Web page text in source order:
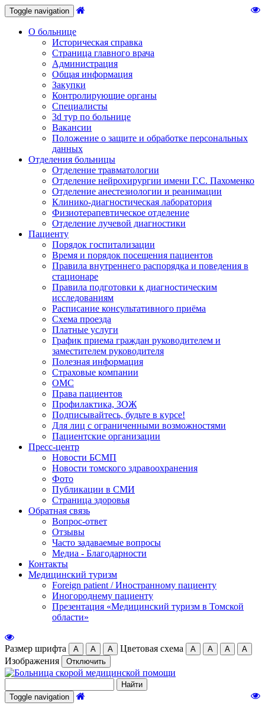
Toggle navigation
О больнице
Историческая справка
Страница главного врача
Администрация
Общая информация
Закупки
Контролирующие органы
Специалисты
3d тур по больнице
Вакансии
Положение о защите и обработке персональных
данных
Отделения больницы
Отделение травматологии
Отделение нейрохирургии имени Г.С. Пахоменко
Отделение анестезиологии и реанимации
Клинико-диагностическая лаборатория
Физиотерапевтическое отделение
Отделение лучевой диагностики
Пациенту
Порядок госпитализации
Время и порядок посещения пациентов
Правила внутреннего распорядка и поведения в
стационаре
Правила подготовки к диагностическим
исследованиям
Расписание консультативного приёма
Схема проезда
Платные услуги
График приема граждан руководителем и
заместителем руководителя
Полезная информация
Страховые компании
ОМС
Права пациентов
Профилактика, ЗОЖ
Подписывайтесь, будьте в курсе!
Для лиц с ограниченными возможностями
Пациентские организации
Пресс-центр
Новости БСМП
Новости томского здравоохранения
Фото
Публикации в СМИ
Страница здоровья
Обратная связь
Вопрос-ответ
Отзывы
Часто задаваемые вопросы
Медиа - Благодарности
Контакты
Медицинский туризм
Foreign patient / Иностранному пациенту
Иногороднему пациенту
Презентация «Медицинский туризм в Томской
области»
Размер шрифта А А А Цветовая схема А А А А
Изображения Отключить
Toggle navigation